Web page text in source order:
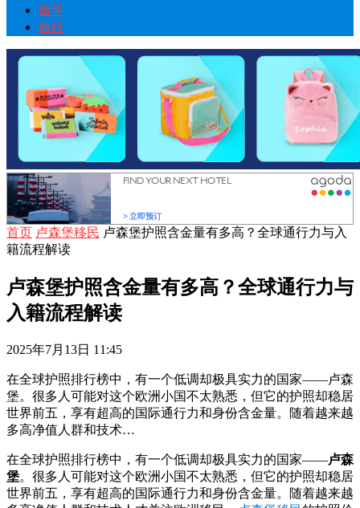
留学
旅行
首页 卢森堡移民 卢森堡护照含金量有多高？全球通行力与入
籍流程解读
卢森堡护照含金量有多高？全球通行力与
入籍流程解读
2025年7月13日 11:45
在全球护照排行榜中，有一个低调却极具实力的国家——卢森
堡。很多人可能对这个欧洲小国不太熟悉，但它的护照却稳居
世界前五，享有超高的国际通行力和身份含金量。随着越来越
多高净值人群和技术…
在全球护照排行榜中，有一个低调却极具实力的国家——卢森
堡。很多人可能对这个欧洲小国不太熟悉，但它的护照却稳居
世界前五，享有超高的国际通行力和身份含金量。随着越来越